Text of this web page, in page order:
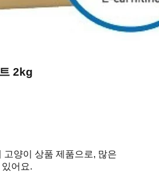
2kg
고양이 상품 제품으로, 많은
어요.